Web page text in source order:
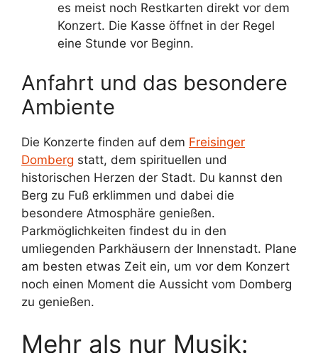
es meist noch Restkarten direkt vor dem
Konzert. Die Kasse öffnet in der Regel
eine Stunde vor Beginn.
Anfahrt und das besondere
Ambiente
Die Konzerte finden auf dem Freisinger
Domberg statt, dem spirituellen und
historischen Herzen der Stadt. Du kannst den
Berg zu Fuß erklimmen und dabei die
besondere Atmosphäre genießen.
Parkmöglichkeiten findest du in den
umliegenden Parkhäusern der Innenstadt. Plane
am besten etwas Zeit ein, um vor dem Konzert
noch einen Moment die Aussicht vom Domberg
zu genießen.
Mehr als nur Musik: